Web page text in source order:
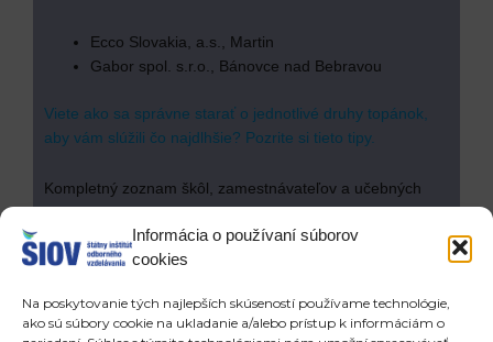
Informácia o používaní súborov
cookies
Na poskytovanie tých najlepších skúseností používame technológie,
ako sú súbory cookie na ukladanie a/alebo prístup k informáciám o
Ecco Slovakia, a.s., Martin
Gabor spol. s.r.o., Bánovce nad Bebravou
Viete ako sa správne starať o jednotlivé druhy topánok,
aby vám slúžili čo najdlhšie? Pozrite si tieto tipy.
Kompletný zoznam škôl, zamestnávateľov a učebných
odborov v systéme duálneho vzdelávania
www.dualnysystem.sk
zamestnávateľov. Presný zoznam na školský rok
2018/2019 bude k dispozícii vo februári 2018.